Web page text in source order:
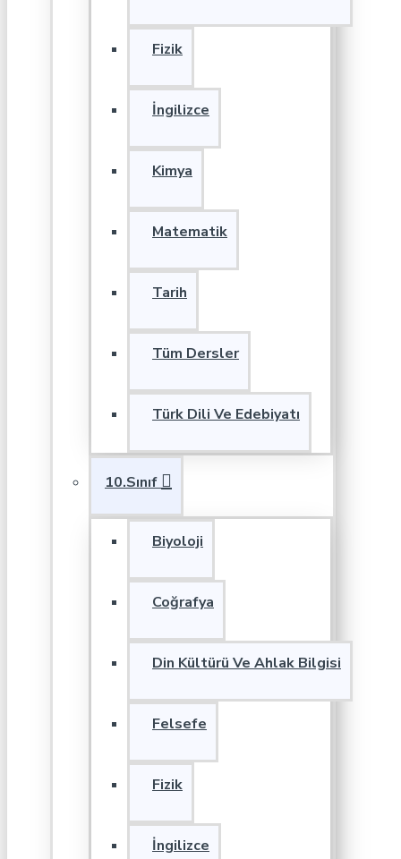
Fizik
İngilizce
Kimya
Matematik
Tarih
Tüm Dersler
Türk Dili Ve Edebiyatı
10.Sınıf
Biyoloji
Coğrafya
Din Kültürü Ve Ahlak Bilgisi
Felsefe
Fizik
İngilizce